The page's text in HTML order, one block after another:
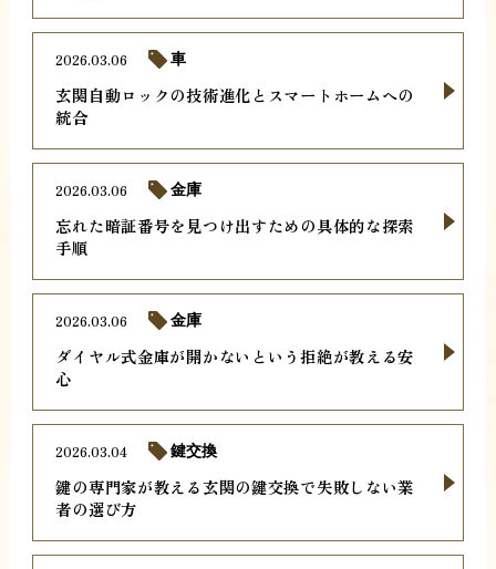
玄関自動ロックの技術進化とスマートホームへの
統合
2026.03.06 車
忘れた暗証番号を見つけ出すための具体的な探索
手順
2026.03.06 金庫
ダイヤル式金庫が開かないという拒絶が教える安
心
2026.03.06 金庫
鍵の専門家が教える玄関の鍵交換で失敗しない業
者の選び方
2026.03.04 鍵交換